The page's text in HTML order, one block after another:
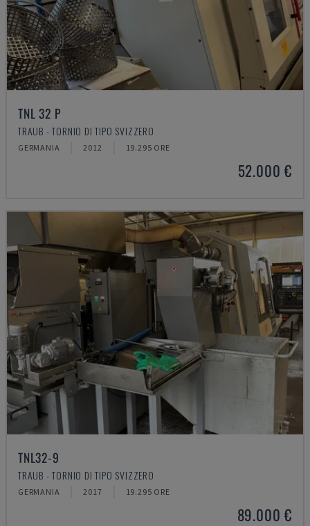
TNL 32 P
TRAUB - TORNIO DI TIPO SVIZZERO
GERMANIA 2012 19.295 ORE
52.000 €
TNL32-9
TRAUB - TORNIO DI TIPO SVIZZERO
GERMANIA 2017 19.295 ORE
89.000 €